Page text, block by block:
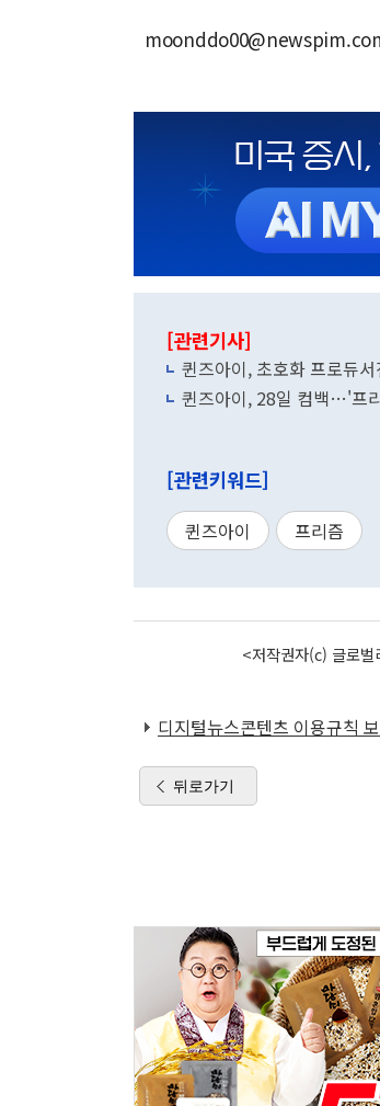
[관련기사]
퀸즈아이, 초호화 프로듀
퀸즈아이, 28일 컴백…'프
[관련키워드]
퀸즈아이 프리즘
<저작권자(c) 글로
디지털뉴스콘텐츠 이용규칙
뒤로가기